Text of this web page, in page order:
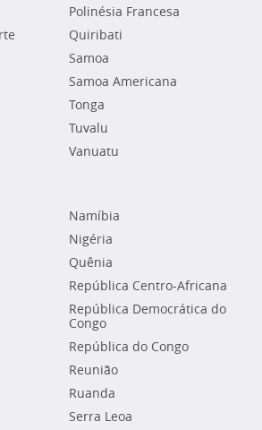
Polinésia Francesa
Quiribati
Samoa
Samoa Americana
Tonga
Tuvalu
Vanuatu
Namíbia
Nigéria
Quênia
República Centro-Africana
República Democrática do
Congo
República do Congo
Reunião
Ruanda
Serra Leoa